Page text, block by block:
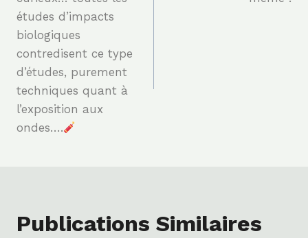
L’article
études d’impacts
biologiques
contredisent ce type
d’études, purement
techniques quant à
l’exposition aux
ondes….
Publications Similaires